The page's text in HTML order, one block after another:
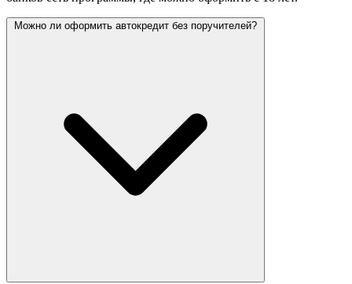
Можно ли оформить автокредит без поручителей?